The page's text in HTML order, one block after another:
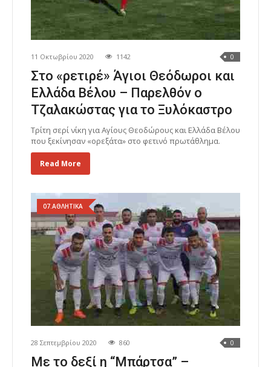
11 Οκτωβρίου 2020 1142 0
Στο «ρετιρέ» Άγιοι Θεόδωροι και
Ελλάδα Βέλου – Παρελθόν ο
Τζαλακώστας για το Ξυλόκαστρο
Τρίτη σερί νίκη για Αγίους Θεοδώρους και Ελλάδα Βέλου
που ξεκίνησαν «ορεξάτα» στο φετινό πρωτάθλημα.
Read More
07.ΑΘΛΗΤΙΚΑ
28 Σεπτεμβρίου 2020 860 0
Με το δεξί η “Μπάρτσα” –